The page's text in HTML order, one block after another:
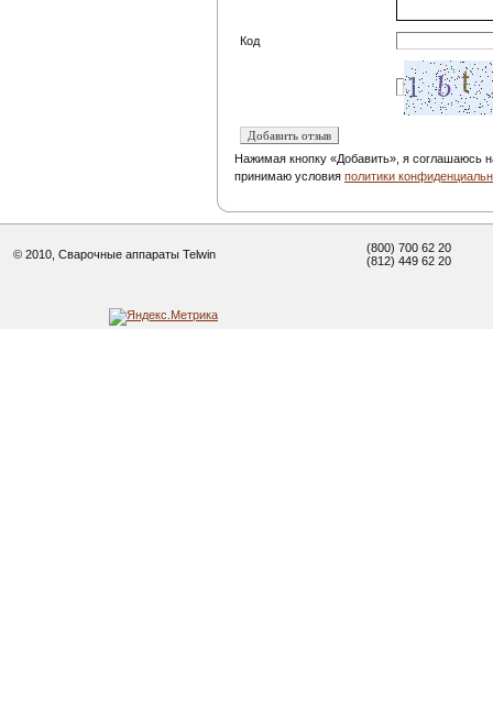
Код
Нажимая кнопку «Добавить», я соглашаюсь
принимаю условия политики
© 2010, Сварочные аппараты Telwin
(800) 700 62 20
(812) 449 62 20